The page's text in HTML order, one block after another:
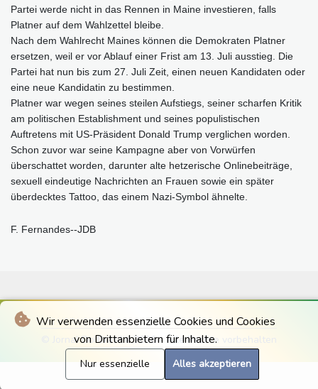
Wir verwenden essenzielle Cookies und Cookies
von Drittanbietern für Inhalte.
Nur essenzielle Alles akzeptieren
Partei werde nicht in das Rennen in Maine investieren, falls
Platner auf dem Wahlzettel bleibe.
Nach dem Wahlrecht Maines können die Demokraten Platner
ersetzen, weil er vor Ablauf einer Frist am 13. Juli ausstieg. Die
Partei hat nun bis zum 27. Juli Zeit, einen neuen Kandidaten oder
eine neue Kandidatin zu bestimmen.
Platner war wegen seines steilen Aufstiegs, seiner scharfen Kritik
am politischen Establishment und seines populistischen
Auftretens mit US-Präsident Donald Trump verglichen worden.
Schon zuvor war seine Kampagne aber von Vorwürfen
überschattet worden, darunter alte hetzerische Onlinebeiträge,
sexuell eindeutige Nachrichten an Frauen sowie ein später
überdecktes Tattoo, das einem Nazi-Symbol ähnelte.
F. Fernandes--JDB
© Jornal Do Brasilia 2026 - Alle Rechte vorbehalten